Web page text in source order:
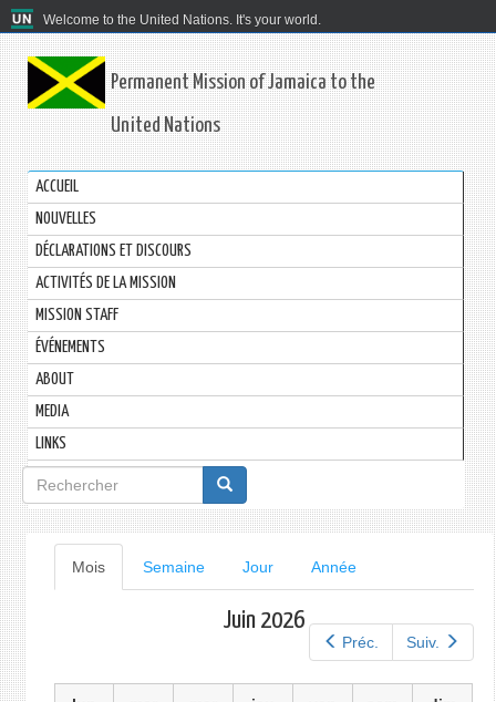
Welcome to the United Nations. It's your world.
Permanent Mission of Jamaica to the
United Nations
ACCUEIL
NOUVELLES
DÉCLARATIONS ET DISCOURS
ACTIVITÉS DE LA MISSION
MISSION STAFF
ÉVÉNEMENTS
ABOUT
MEDIA
LINKS
Formulaire
de
recherche
Onglets
principaux
Mois(onglet
actif)
Semaine Jour Année
Préc. Suiv.
Juin 2026